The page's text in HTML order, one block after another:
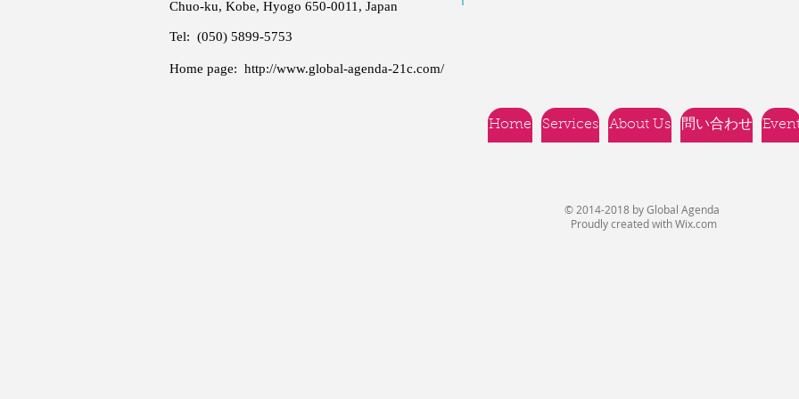
Chuo-ku, Kobe, Hyogo 650-0011, Japan
Tel: (050) 5899-5753
Home page: http://www.global-agenda-21c.com/
Home Services About Us 問い合わせ
© 2014-2018 by Global Agenda
Proudly created withWix.com